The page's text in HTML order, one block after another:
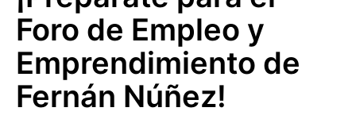
Foro de Empleo y
Emprendimiento de
Fernán Núñez!